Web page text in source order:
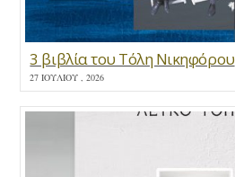
3 βιβλία του Τόλη Νικηφόρου
27 ΙΟΥΛΊΟΥ , 2026